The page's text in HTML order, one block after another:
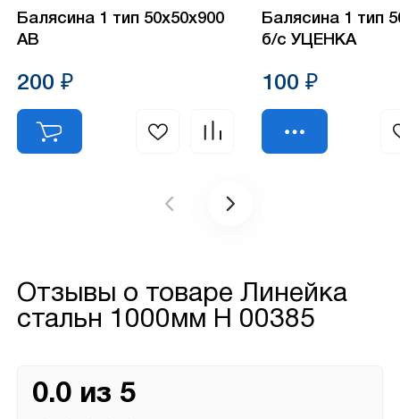
Балясина 1 тип 50х50х900
АВ
200 ₽
Балясина 1 тип
б/с УЦЕНКА
100 ₽
Отзывы о товаре Линейка
стальн 1000мм Н 00385
0.0 из 5